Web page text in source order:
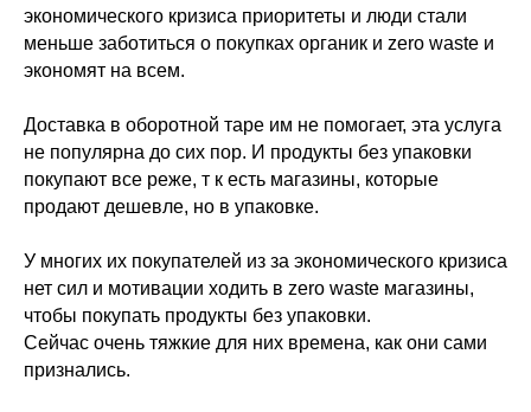
экономического кризиса приоритеты и люди стали
меньше заботиться о покупках органик и zero waste и
экономят на всем.
Доставка в оборотной таре им не помогает, эта услуга
не популярна до сих пор. И продукты без упаковки
покупают все реже, т к есть магазины, которые
продают дешевле, но в упаковке.
У многих их покупателей из за экономического кризиса
нет сил и мотивации ходить в zero waste магазины,
чтобы покупать продукты без упаковки.
Сейчас очень тяжкие для них времена, как они сами
признались.